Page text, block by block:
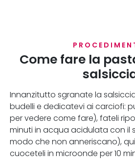
Come fare la
Innanzitutto sgranate la
budelli e dedicatevi ai carciofi:
per vedere come fare), fateli
minuti in acqua acidulata con il
modo che non anneriscano),
cuoceteli in microonde per 10